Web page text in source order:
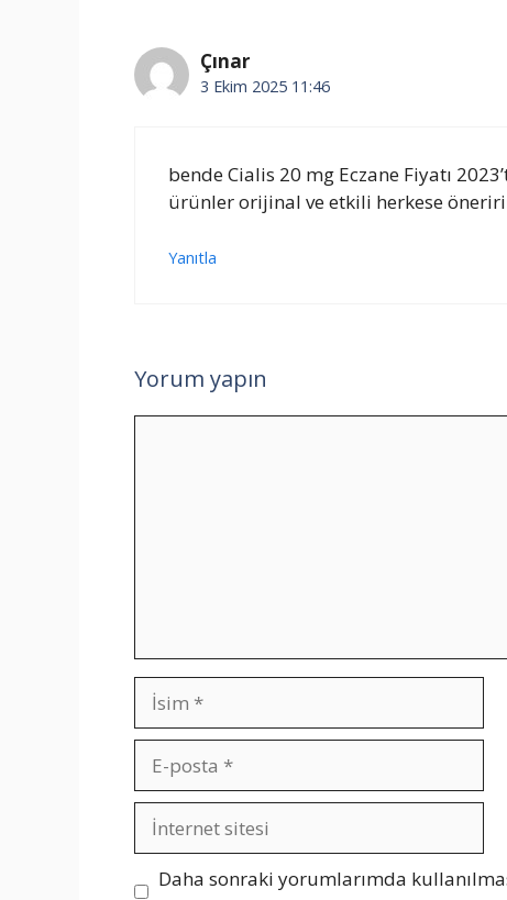
Çınar
3 Ekim 2025 11:46
bende Cialis 20 mg Eczane Fiyatı
ürünler orijinal ve etkili herkese
Yanıtla
Yorum yapın
İsim
posta
İnternet
sitesi
Daha sonraki yorumlarımda